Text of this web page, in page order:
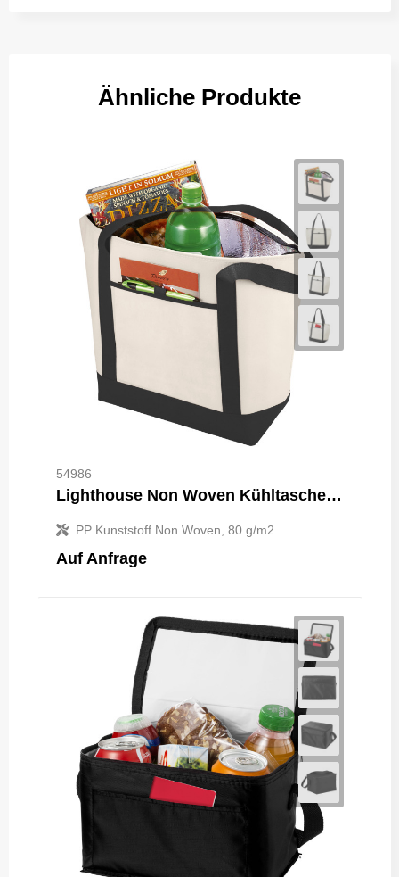
Ähnliche Produkte
54986
Lighthouse Non Woven Kühltasche 21L
PP Kunststoff Non Woven, 80 g/m2
Auf Anfrage